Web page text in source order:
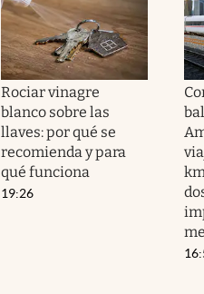
Rociar vinagre
blanco sobre las
llaves: por qué se
recomienda y para
qué funciona
19:26